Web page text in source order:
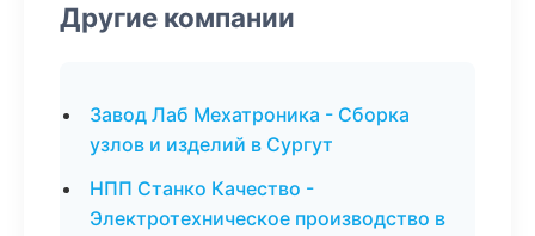
Другие компании
Завод Лаб Мехатроника - Сборка
узлов и изделий в Сургут
НПП Станко Качество -
Электротехническое производство в